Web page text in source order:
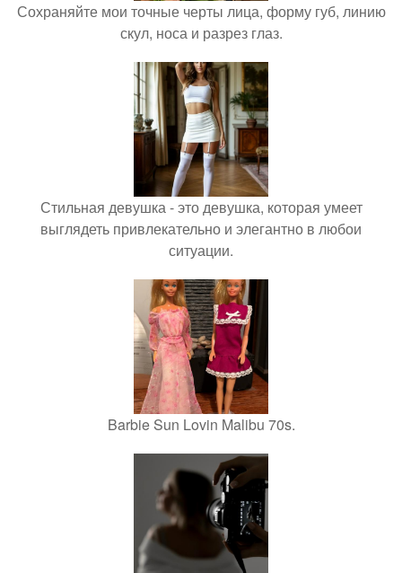
Сохраняйте мои точные черты лица, форму губ, линию
скул, носа и разрез глаз.
Стильная девушка - это девушка, которая умеет
выглядеть привлекательно и элегантно в любои
ситуации.
Barbie Sun Lovin Malibu 70s.